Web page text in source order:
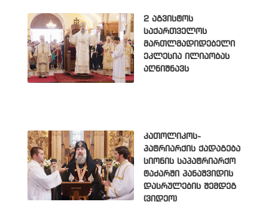
2 აგვისტოს
საქართველოს
მართლმადიდებელი
ეკლესია ილიაობას
აღნიშნავს
კათოლიკოს-
პატრიარქის ქადაგება
სიონის საპატრიარქო
ტაძარში პანაშვიდის
დასრულების შემდეგ
(ვიდეო)